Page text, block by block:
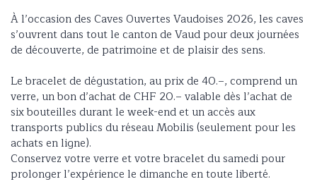
À l’occasion des Caves Ouvertes Vaudoises 2026, les caves
s’ouvrent dans tout le canton de Vaud pour deux journées
de découverte, de patrimoine et de plaisir des sens.
Le bracelet de dégustation, au prix de 40.–, comprend un
verre, un bon d’achat de CHF 20.– valable dès l’achat de
six bouteilles durant le week-end et un accès aux
transports publics du réseau Mobilis (seulement pour les
achats en ligne).
Conservez votre verre et votre bracelet du samedi pour
prolonger l’expérience le dimanche en toute liberté.